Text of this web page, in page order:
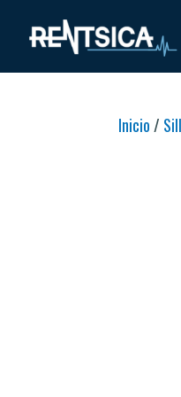
Inicio /